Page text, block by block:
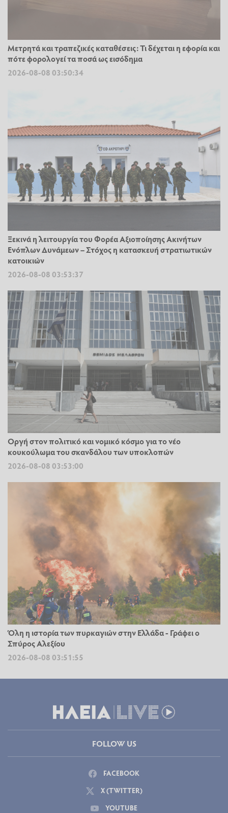
Μετρητά και τραπεζικές καταθέσεις: Τι δέχεται η εφορία και
πότε φορολογεί τα ποσά ως εισόδημα
2026-08-08 03:50:34
Ξεκινά η λειτουργία του Φορέα Αξιοποίησης Ακινήτων
Ενόπλων Δυνάμεων – Στόχος η κατασκευή στρατιωτικών
κατοικιών
2026-08-08 03:53:37
Οργή στον πολιτικό και νομικό κόσμο για το νέο
κουκούλωμα του σκανδάλου των υποκλοπών
2026-08-08 03:53:00
Όλη η ιστορία των πυρκαγιών στην Ελλάδα - Γράφει ο
Σπύρος Αλεξίου
2026-08-08 03:51:55
FOLLOW US
FACEBOOK
X (TWITTER)
YOUTUBE